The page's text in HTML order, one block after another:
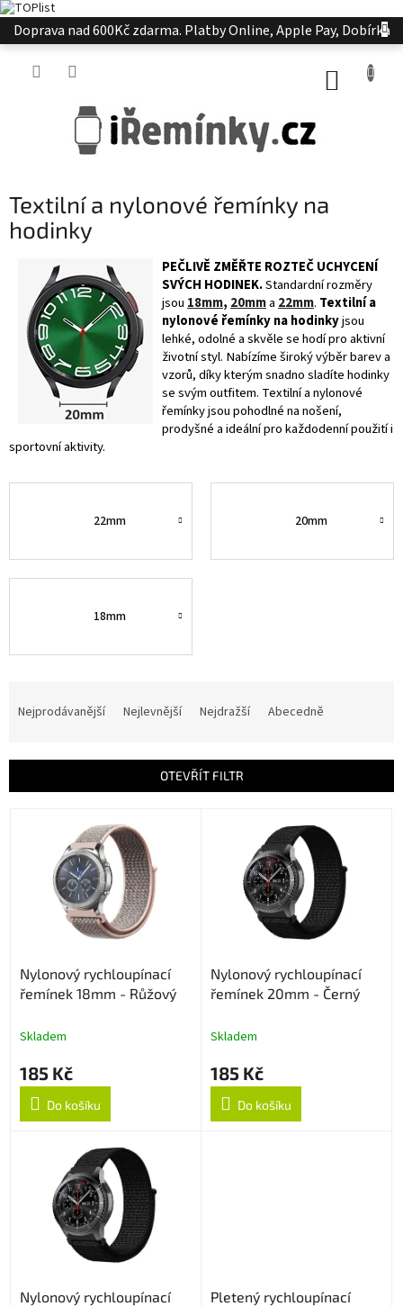
Přejít
na
Doprava nad 600Kč zdarma. Platby Online, Apple Pay, Dobírka
Textilní a nylonové řemínky na
hodinky
PEČLIVĚ ZMĚŘTE ROZTEČ UCHYCENÍ
SVÝCH HODINEK.Standardní rozměry
jsou 18mm, 20mma 22mm. Textilní a
nylonové řemínky na hodinkyjsou
lehké, odolné a skvěle se hodí pro aktivní
životní styl. Nabízíme široký výběr barev a
vzorů, díky kterým snadno sladíte hodinky
se svým outfitem. Textilní a nylonové
řemínky jsou pohodlné na nošení,
prodyšné a ideální pro každodenní použití i
sportovní aktivity.
22mm 20mm
18mm
í
Nejprodávanější Nejlevnější Nejdražší Abecedně
OTEVŘÍT FILTR
Nylonový rychloupínací
řemínek 18mm - Růžový
Skladem
185 Kč
Do košíku
Nylonový rychloupínací
řemínek 20mm - Černý
Skladem
185 Kč
Do košíku
Nylonový rychloupínací
Pletený rychloupínací